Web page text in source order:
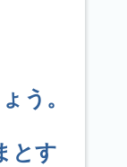
う。
とす